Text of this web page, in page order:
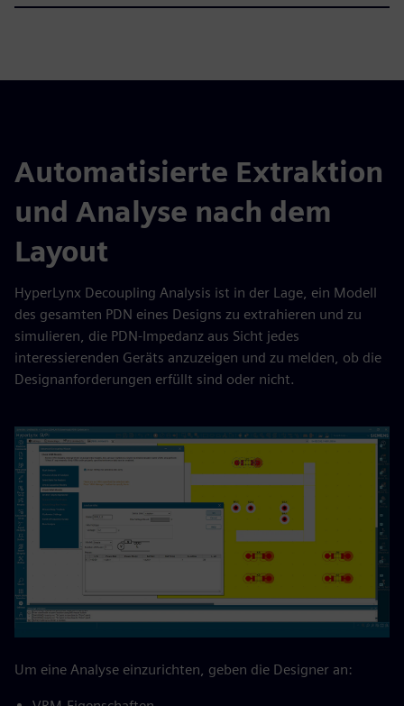
Automatisierte Extraktion
und Analyse nach dem
Layout
HyperLynx Decoupling Analysis ist in der Lage, ein Modell
des gesamten PDN eines Designs zu extrahieren und zu
simulieren, die PDN-Impedanz aus Sicht jedes
interessierenden Geräts anzuzeigen und zu melden, ob die
Designanforderungen erfüllt sind oder nicht.
Um eine Analyse einzurichten, geben die Designer an: